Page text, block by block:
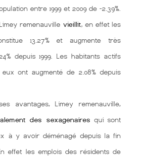
entre 1999 et 2009 de -2.39%.
remenauville vieillit, en effet les
13.27% et augmente très
depuis 1999. Les habitants actifs
ont augmenté de 2.08% depuis
avantages, Limey remenauville,
des sexagenaires qui sont
à y avoir déménagé depuis la fin
effet les emplois des résidents de